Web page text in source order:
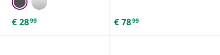
€ 2899 € 7899